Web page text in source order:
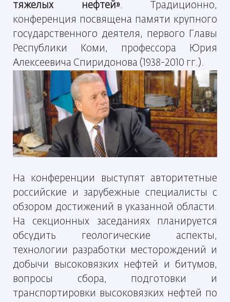
тяжелых нефтей». Традиционно,
конференция посвящена памяти крупного
государственного деятеля, первого Главы
Республики Коми, профессора Юрия
Алексеевича Спиридонова (1938-2010 гг.).
На конференции выступят авторитетные
российские и зарубежные специалисты с
обзором достижений в указанной области.
На секционных заседаниях планируется
обсудить геологические аспекты,
технологии разработки месторождений и
добычи высоковязких нефтей и битумов,
вопросы сбора, подготовки и
транспортировки высоковязких нефтей по